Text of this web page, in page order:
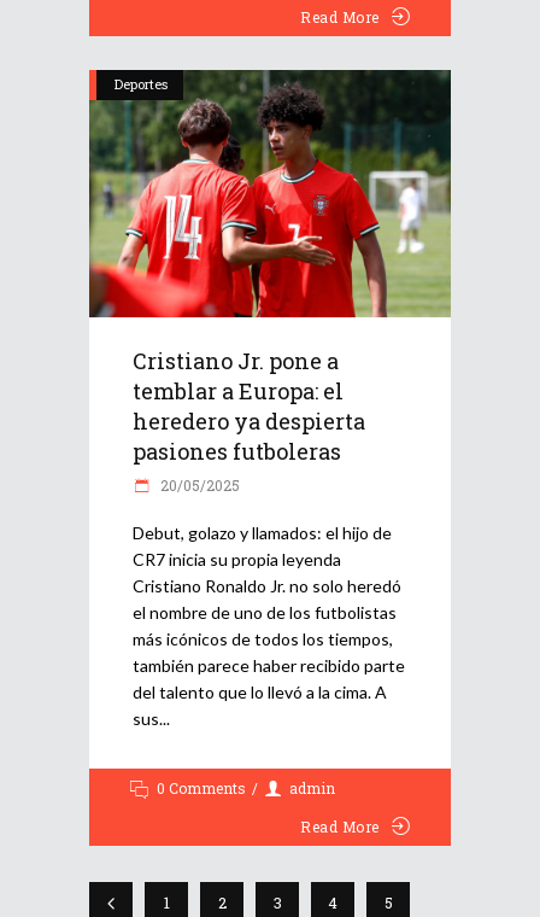
Read More
Deportes
Cristiano Jr. pone a
temblar a Europa: el
heredero ya despierta
pasiones futboleras
20/05/2025
Debut, golazo y llamados: el hijo de
CR7 inicia su propia leyenda
Cristiano Ronaldo Jr. no solo heredó
el nombre de uno de los futbolistas
más icónicos de todos los tiempos,
también parece haber recibido parte
del talento que lo llevó a la cima. A
sus
0 Comments
admin
Read More
1 2 3 4 5